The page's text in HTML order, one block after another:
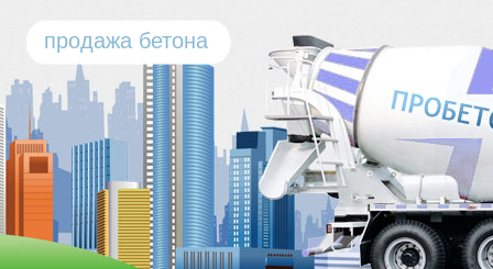
продажа бетона